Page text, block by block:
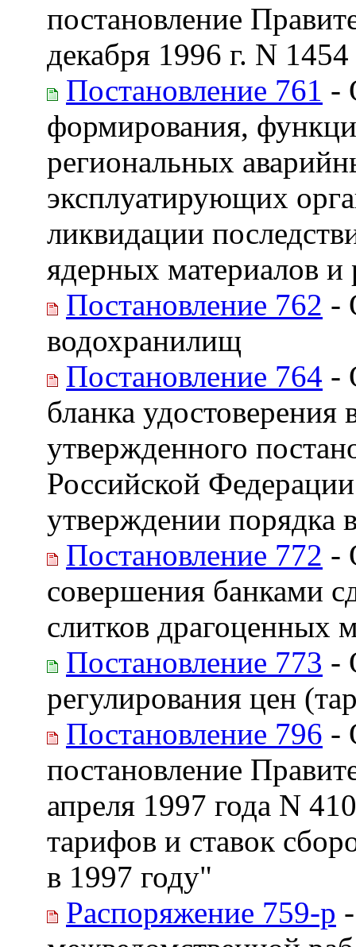
постановление
декабря 1996 г. N 1454
Постановление 761 -
формирования,
региональных
эксплуатирующих
ликвидации
ядерных материалов
Постановление 762 -
водохранилищ
Постановление 764 -
бланка
утвержденного
Российской
утверждении
Постановление 772 -
совершения банками
слитков драгоценных
Постановление 773 -
регулирования цен
Постановление 796 -
постановление
апреля 1997 года N
тарифов и ставок
в 1997 году"
Распоряжение 759-р